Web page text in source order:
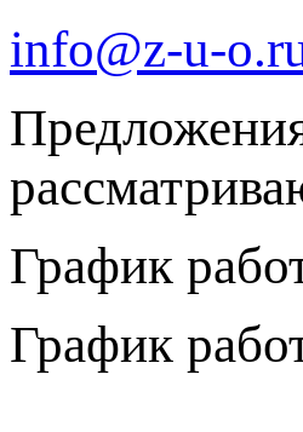
info@z-u-
График
График